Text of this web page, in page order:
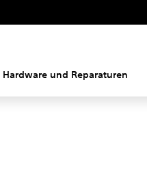
Hardware und Reparaturen